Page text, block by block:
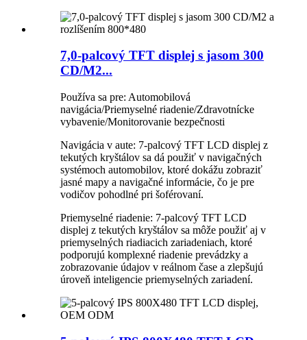
7,0-palcový TFT displej s jasom 300
CD/M2...
Používa sa pre: Automobilová
navigácia/Priemyselné riadenie/Zdravotnícke
vybavenie/Monitorovanie bezpečnosti
Navigácia v aute: 7-palcový TFT LCD displej z
tekutých kryštálov sa dá použiť v navigačných
systémoch automobilov, ktoré dokážu zobraziť
jasné mapy a navigačné informácie, čo je pre
vodičov pohodlné pri šoférovaní.
Priemyselné riadenie: 7-palcový TFT LCD
displej z tekutých kryštálov sa môže použiť aj v
priemyselných riadiacich zariadeniach, ktoré
podporujú komplexné riadenie prevádzky a
zobrazovanie údajov v reálnom čase a zlepšujú
úroveň inteligencie priemyselných zariadení.